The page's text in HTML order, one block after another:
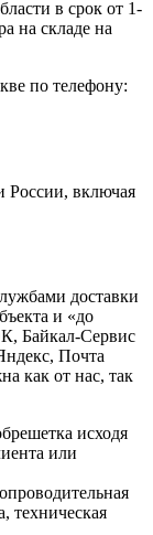
в срок от 1-
на складе на
по телефону:
России, включая
доставки
и «до
Байкал-Сервис
Почта
как от нас, так
исходя
или
техническая